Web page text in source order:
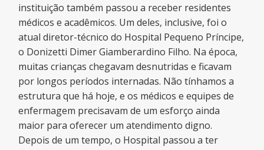
instituição também passou a receber residentes
médicos e acadêmicos. Um deles, inclusive, foi o
atual diretor-técnico do Hospital Pequeno Príncipe,
o Donizetti Dimer Giamberardino Filho. Na época,
muitas crianças chegavam desnutridas e ficavam
por longos períodos internadas. Não tínhamos a
estrutura que há hoje, e os médicos e equipes de
enfermagem precisavam de um esforço ainda
maior para oferecer um atendimento digno.
Depois de um tempo, o Hospital passou a ter